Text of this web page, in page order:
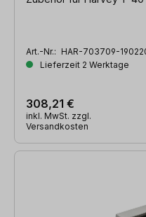
Art.-Nr.: HAR-703709-
Lieferzeit 2 Werktage
308,21 €
inkl. MwSt. zzgl.
Versandkosten